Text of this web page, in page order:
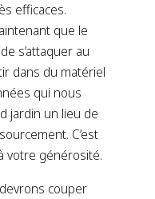
efficaces.
que le
s’attaquer au
dans du matériel
qui nous
jardin un lieu de
C’est
votre générosité.
couper